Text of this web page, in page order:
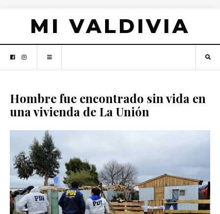
MI VALDIVIA
Hombre fue encontrado sin vida en
una vivienda de La Unión